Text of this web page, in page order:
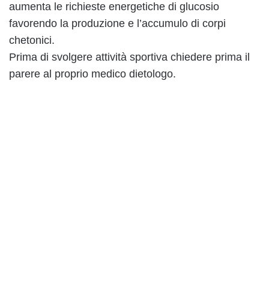
aumenta le richieste energetiche di glucosio
favorendo la produzione e l’accumulo di corpi
chetonici.
Prima di svolgere attività sportiva chiedere prima il
parere al proprio medico dietologo.